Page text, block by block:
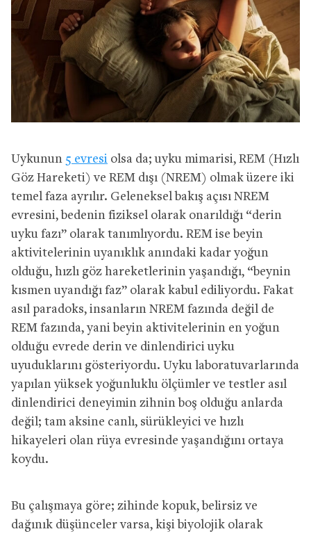
Uykunun 5 evresi olsa da; uyku mimarisi, REM (Hızlı
Göz Hareketi) ve REM dışı (NREM) olmak üzere iki
temel faza ayrılır. Geleneksel bakış açısı NREM
evresini, bedenin fiziksel olarak onarıldığı “derin
uyku fazı” olarak tanımlıyordu. REM ise beyin
aktivitelerinin uyanıklık anındaki kadar yoğun
olduğu, hızlı göz hareketlerinin yaşandığı, “beynin
kısmen uyandığı faz” olarak kabul ediliyordu. Fakat
asıl paradoks, insanların NREM fazında değil de
REM fazında, yani beyin aktivitelerinin en yoğun
olduğu evrede derin ve dinlendirici uyku
uyuduklarını gösteriyordu. Uyku laboratuvarlarında
yapılan yüksek yoğunluklu ölçümler ve testler asıl
dinlendirici deneyimin zihnin boş olduğu anlarda
değil; tam aksine canlı, sürükleyici ve hızlı
hikayeleri olan rüya evresinde yaşandığını ortaya
koydu.
Bu çalışmaya göre; zihinde kopuk, belirsiz ve
dağınık düşünceler varsa, kişi biyolojik olarak